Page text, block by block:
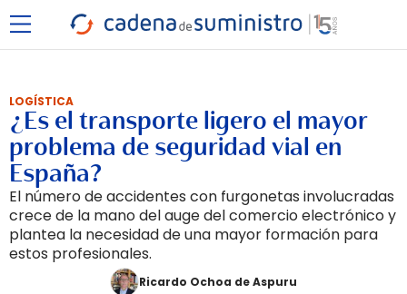
LOGÍSTICA
¿Es el transporte ligero el mayor
problema de seguridad vial en
España?
El número de accidentes con furgonetas involucradas
crece de la mano del auge del comercio electrónico y
plantea la necesidad de una mayor formación para
estos profesionales.
Ricardo Ochoa de Aspuru